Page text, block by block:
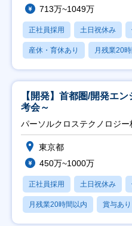
713万~1049万
正社員採用 土日祝休み
産休・育休あり 月残業20
【開発】首都圏/開発エ
考会～
パーソルクロステクノロジー
東京都
450万~1000万
正社員採用 土日祝休み
月残業20時間以内 賞与あり